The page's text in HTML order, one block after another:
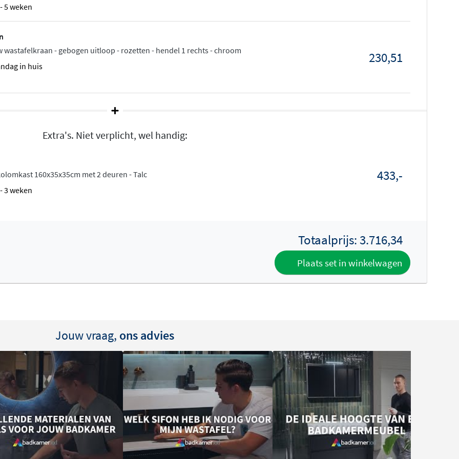
eenvoudig worden
afhankelijk van de
wandmontage.
plezier
5 weken
wastafelkraan - gebogen uitloop - rozetten - hendel 1 rechts - chroom
in huis
230,51
Extra's. Niet verplicht, wel handig:
160x35x35cm met 2 deuren - Talc
3 weken
433,-
Totaalprijs:3.716,34
Plaats set in winkelwagen
Jouw vraag, ons advies